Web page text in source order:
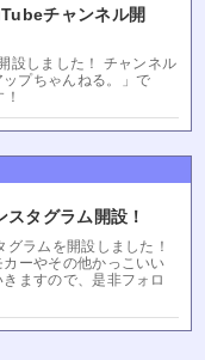
チャンネル開
設しました！ チャンネル
プちゃんねる。」で
タグラム開設！
ラムを開設しました！
ーやその他かっこいい
ますので、是非フォロ